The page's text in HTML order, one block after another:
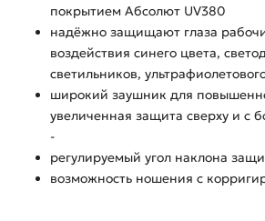
покрытием Абсолют UV380
надёжно защищают глаза
воздействия синего цвета,
светильников,
широкий заушник для
увеличенная защита сверху и с
-
регулируемый угол наклона
возможность ношения с